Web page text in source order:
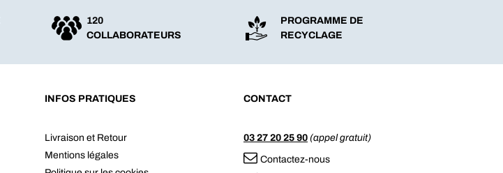
120
COLLABORATEURS
PROGRAMME DE
RECYCLAGE
INFOS PRATIQUES
Livraison et Retour
Mentions légales
CONTACT
03 27 20 25 90 (appel gratuit)
Contactez-nous